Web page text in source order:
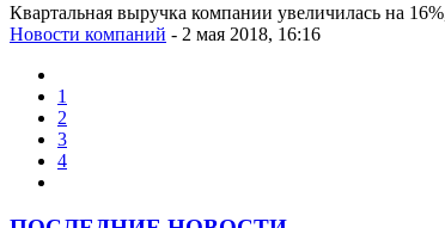
Квартальная выручка компании увеличилась на
Новости компаний - 2 мая 2018, 16:16
1
2
3
4